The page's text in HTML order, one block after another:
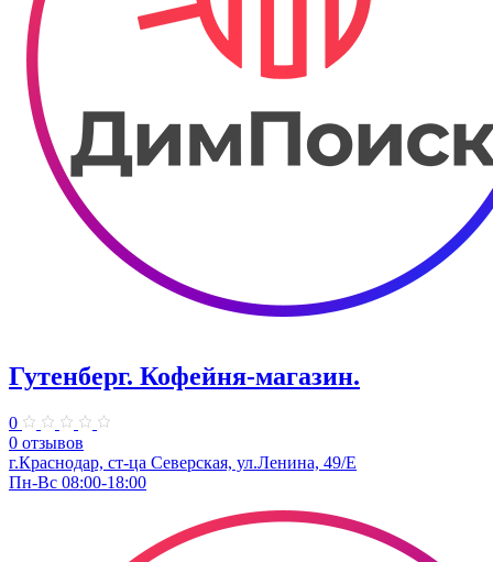
Гутенберг. Кофейня-магазин.
0
0 отзывов
г.Краснодар, ст-ца Северская, ул.Ленина, 49/Е
Пн-Вс 08:00-18:00